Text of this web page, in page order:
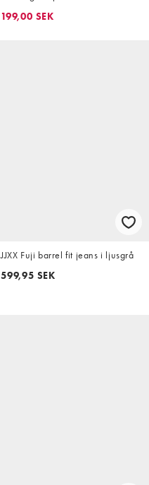
199,00 SEK
JJXX Fuji barrel fit jeans i ljusgrå
599,95 SEK